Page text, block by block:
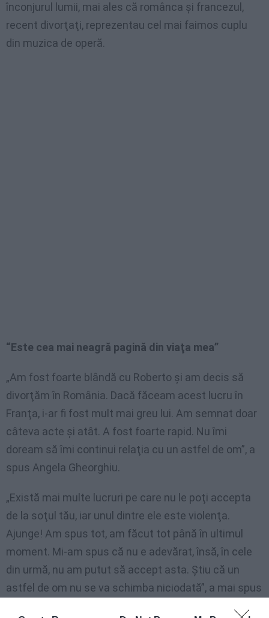
înconjurul lumii, mai ales că românca şi francezul,
recent divorţaţi, reprezentau cel mai faimos cuplu
din muzica de operă.
“Este cea mai neagră pagină din viaţa mea”
„Am fost foarte blândă cu Roberto şi am decis să
divorţăm în România. Dacă făceam acest lucru în
Franţa, i-ar fi fost mult mai greu lui. Am semnat doar
câteva acte şi atât. A fost foarte rapid. Nu îmi
doream să îmi continui relaţia cu un astfel de om”, a
spus Angela Gheorghiu.
„Există mai multe lucruri pe care nu le poţi accepta
de la soţul tău, iar unul dintre ele este violenţa.
Ajunge! Am spus tot, am făcut tot până în ultimul
moment. Mi-am spus că nu e adevărat, însă, în cele
din urmă, nu am putut să accept asta. Ştiu că un
astfel de om nu se va schimba niciodată”, a mai spus